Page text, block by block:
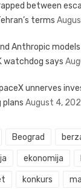
between
terms
Anthropic
watchdog says
unnerves
plans August 4,
Beograd
ekonomija
konkurs